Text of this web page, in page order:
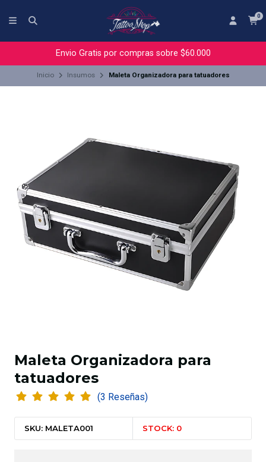
0
Envio Gratis por compras sobre $60.000
Inicio Insumos Maleta Organizadora para tatuadores
Maleta Organizadora para
tatuadores
(3 Reseñas)
SKU: MALETA001 STOCK: 0